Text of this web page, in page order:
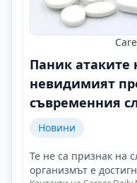
Паник атаките
невидимият
съвременния
Новини
Те не са признак на
организмът е